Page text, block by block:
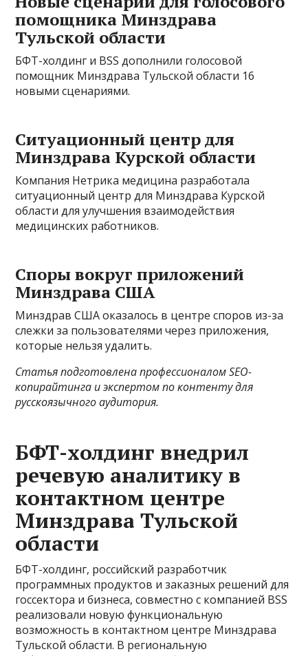
помощника Минздрава
Тульской области
БФТ-холдинг и BSS дополнили голосовой
помощник Минздрава Тульской области 16
новыми сценариями.
Ситуационный центр для
Минздрава Курской области
Компания Нетрика медицина разработала
ситуационный центр для Минздрава Курской
области для улучшения взаимодействия
медицинских работников.
Споры вокруг приложений
Минздрава США
Минздрав США оказалось в центре споров из-за
слежки за пользователями через приложения,
которые нельзя удалить.
Статья подготовлена профессионалом SEO-
копирайтинга и экспертом по контенту для
русскоязычного аудитория.
БФТ-холдинг внедрил
речевую аналитику в
контактном центре
Минздрава Тульской
области
БФТ-холдинг, российский разработчик
программных продуктов и заказных решений для
госсектора и бизнеса, совместно с компанией BSS
реализовали новую функциональную
возможность в контактном центре Минздрава
Тульской области. В региональную